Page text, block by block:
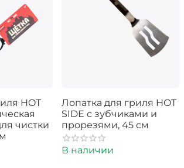
HOT
чистки
Лопатка для гриля HOT
SIDE с зубчиками и
прорезями, 45 см
В наличии